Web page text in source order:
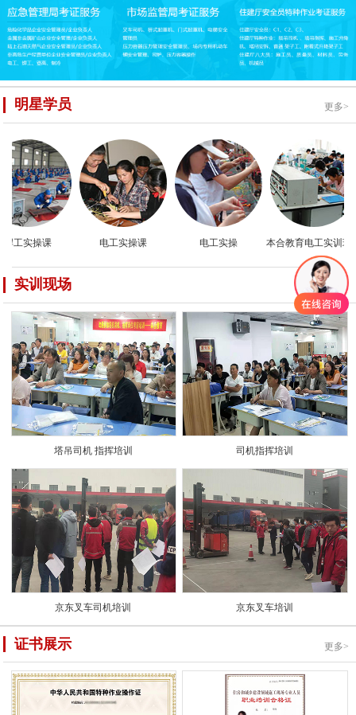
明星学员 更多>
工实操课 电工实操课 电工实操 本合教育电工实训现场
实训现场 更多>
塔吊司机 指挥培训 司机指挥培训
京东叉车司机培训 京东叉车培训
证书展示 更多>